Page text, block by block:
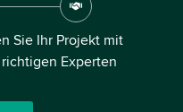
Sie Ihr Projekt mit
Experten